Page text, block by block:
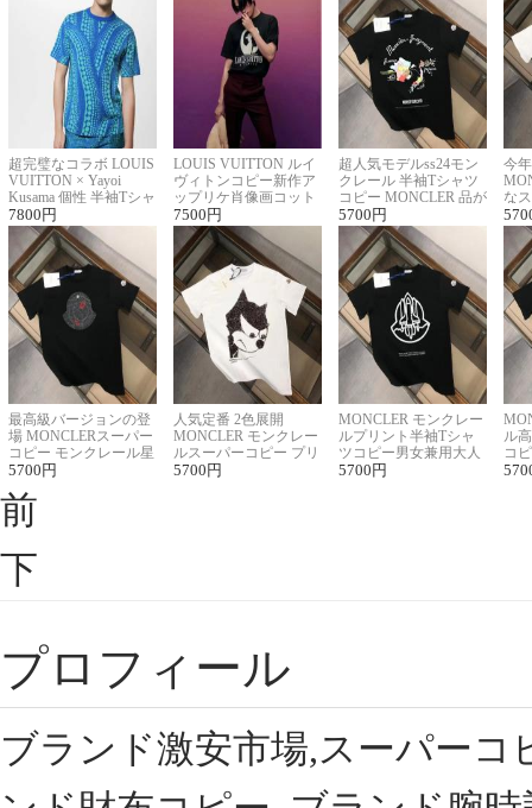
超完璧なコラボ LOUIS
VUITTON × Yayoi
Kusama 個性 半袖Tシャ
ツコピー男女兼用
7800 円
LOUIS VUITTON ルイ
ヴィトンコピー新作ア
ップリケ肖像画コット
ンニット半袖Tシャツ
7500 円
超人気モデルss24モン
クレール 半袖Tシャツ
コピー MONCLER 品が
良く見た目
5700 円
今
な
ル
最高級バージョンの登
場 MONCLERスーパー
コピー モンクレール星
座半袖Tシャツ
5700 円
人気定番 2色展開
MONCLER モンクレー
ルスーパーコピー プリ
ント半袖Tシャツ
5700 円
MONCLER モンクレー
ルプリント半袖Tシャ
ツコピー男女兼用大人
可愛い春夏コーデ
5700 円
ル
コ
ィ
前
下
プロフィール
ブランド激安市場,スーパー